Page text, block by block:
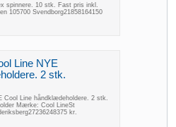
spinnere. 10 stk. Fast pris inkl.
105700 Svendborg21858164150
Line NYE
2 stk.
Cool Line håndklædeholdere. 2 stk.
Mærke: Cool LineSt
kr.